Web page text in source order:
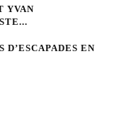
YVAN
EN